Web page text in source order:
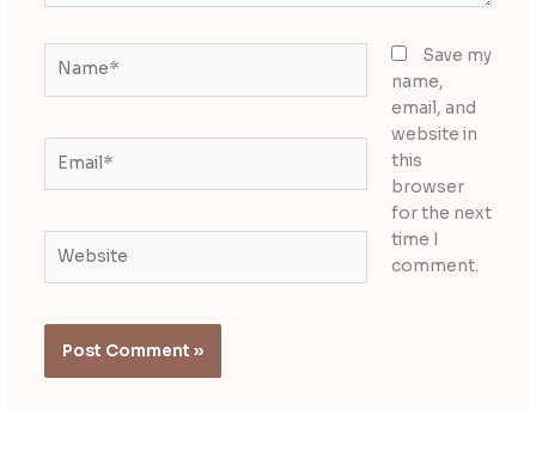
Save my
name,
email, and
website in
this
browser
for the next
time I
comment.